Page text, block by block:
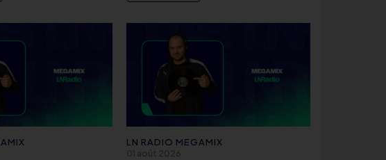
LN RADIO MEGAMIX
01 août 2026